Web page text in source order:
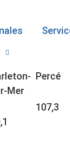
Mer
Percé
107,3